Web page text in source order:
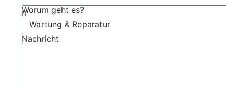
Worum geht es?
Nachricht